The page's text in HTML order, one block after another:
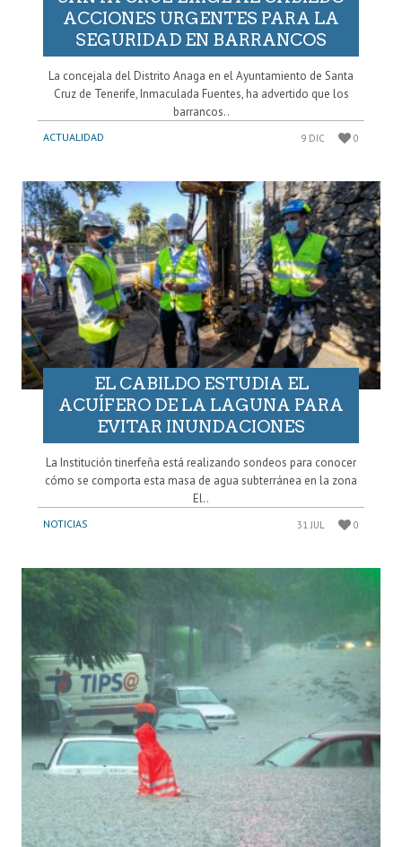
ACCIONES URGENTES PARA LA
SEGURIDAD EN BARRANCOS
La concejala del Distrito Anaga en el Ayuntamiento de Santa
Cruz de Tenerife, Inmaculada Fuentes, ha advertido que los
barrancos..
ACTUALIDAD 9 DIC 0
EL CABILDO ESTUDIA EL
ACUÍFERO DE LA LAGUNA PARA
EVITAR INUNDACIONES
La Institución tinerfeña está realizando sondeos para conocer
cómo se comporta esta masa de agua subterránea en la zona
El..
NOTICIAS 31 JUL 0